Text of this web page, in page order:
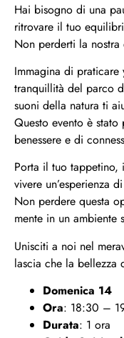
Hai bisogno di una
ritrovare il tuo
Non perderti la
Immagina di
tranquillità del parco
suoni della natura ti
Questo evento è stato
benessere e di
Porta il tuo tappetino,
vivere un’esperienza
Non perdere questa
mente in un ambiente
Unisciti a noi nel
lascia che la bellezza
Domenica 14
Ora: 18:30 –
Durata: 1 ora